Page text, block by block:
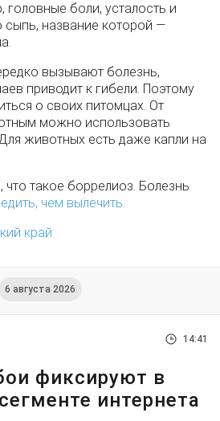
головные боли, усталость и
название которой —
вызывают болезнь,
приводит к гибели. Поэтому
о своих питомцах. От
можно использовать
животных есть даже капли на
такое боррелиоз. Болезнь
чем вылечить.
край
6 августа 2026
14:41
фиксируют в
интернета